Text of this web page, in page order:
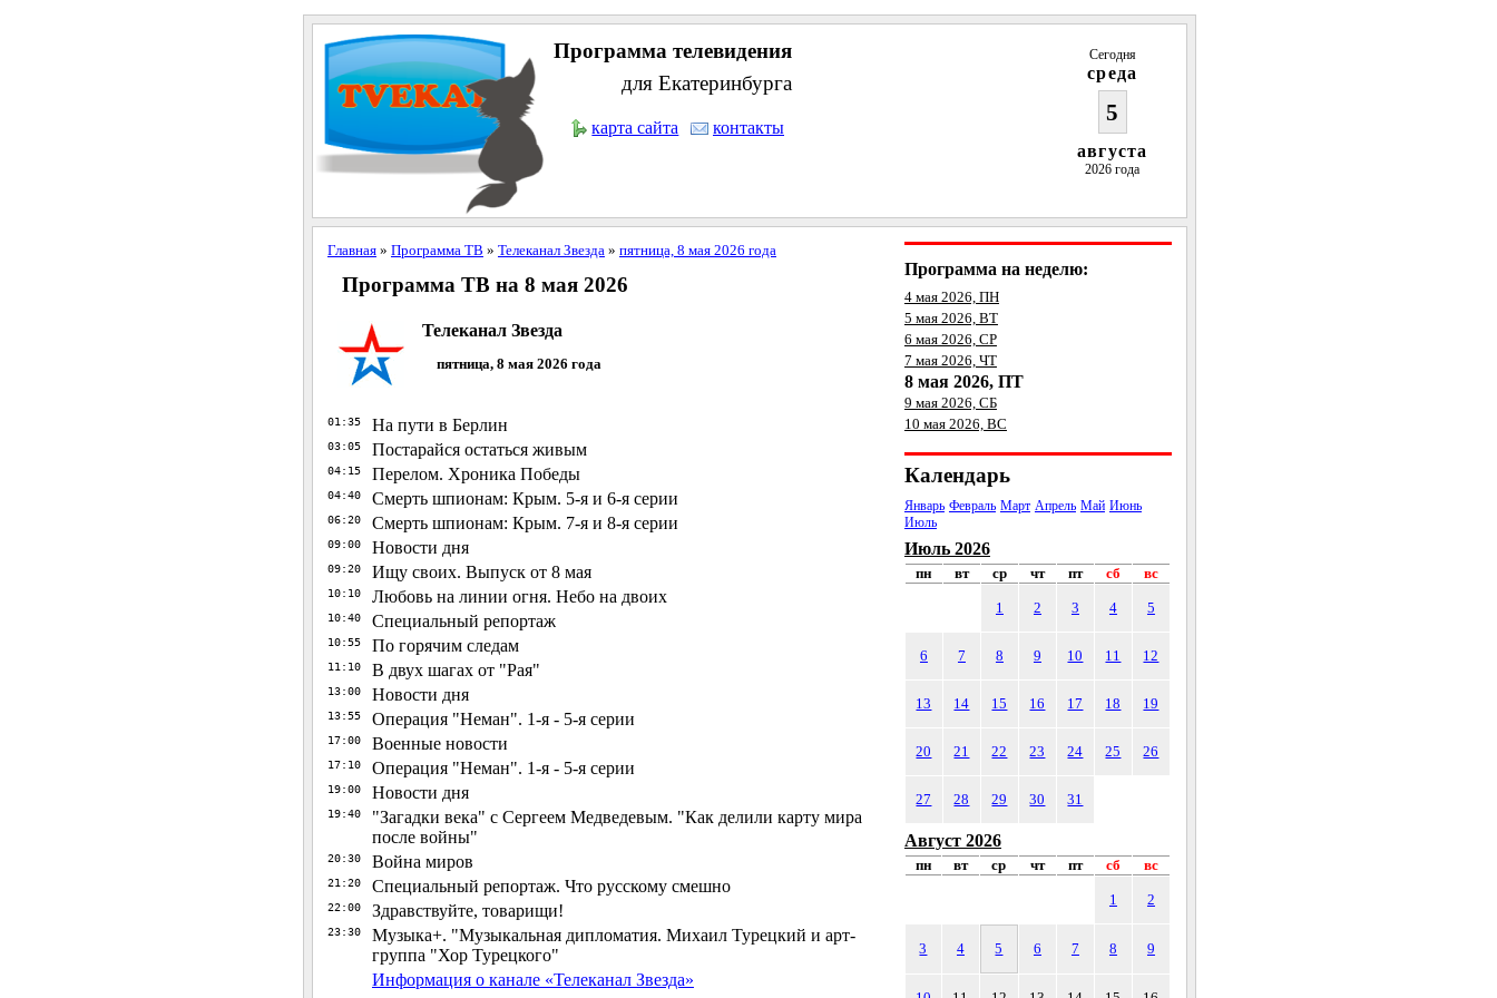
Программа телевидения
для Екатеринбурга
карта сайта контакты
Сегодня
среда
5
августа
2026 года
Главная» Программа ТВ » Телеканал Звезда » пятница, 8 мая 2026 года
Программа ТВ на 8 мая 2026
Телеканал Звезда
пятница, 8 мая 2026 года
01:35 На пути в Берлин
03:05 Постарайся остаться живым
04:15 Перелом. Хроника Победы
04:40 Смерть шпионам: Крым. 5-я и 6-я серии
06:20 Смерть шпионам: Крым. 7-я и 8-я серии
09:00 Новости дня
09:20 Ищу своих. Выпуск от 8 мая
10:10 Любовь на линии огня. Небо на двоих
10:40 Специальный репортаж
10:55 По горячим следам
11:10 В двух шагах от "Рая"
13:00 Новости дня
13:55 Операция "Неман". 1-я - 5-я серии
17:00 Военные новости
17:10 Операция "Неман". 1-я - 5-я серии
19:00 Новости дня
19:40
"Загадки века" с Сергеем Медведевым. "Как делили карту мира
после войны"
20:30 Война миров
21:20 Специальный репортаж. Что русскому смешно
22:00 Здравствуйте, товарищи!
23:30
Музыка+. "Музыкальная дипломатия. Михаил Турецкий и арт-
группа "Хор Турецкого"
Информация о канале «Телеканал Звезда»
Программа на неделю:
4 мая 2026, ПН
5 мая 2026, ВТ
6 мая 2026, СР
7 мая 2026, ЧТ
8 мая 2026, ПТ
9 мая 2026, СБ
10 мая 2026, ВС
Календарь
Январь Февраль Март Апрель Май Июнь
Июль
Июль 2026
пн вт ср чт пт сб вс
1 2 3 4 5
6 7 8 9 10 11 12
13 14 15 16 17 18 19
20 21 22 23 24 25 26
27 28 29 30 31
Август 2026
пн вт ср чт пт сб вс
1 2
3 4 5 6 7 8 9